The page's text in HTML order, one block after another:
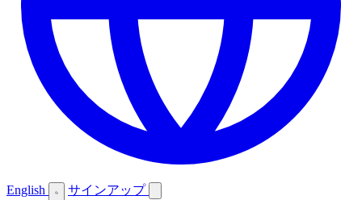
English サインアップ